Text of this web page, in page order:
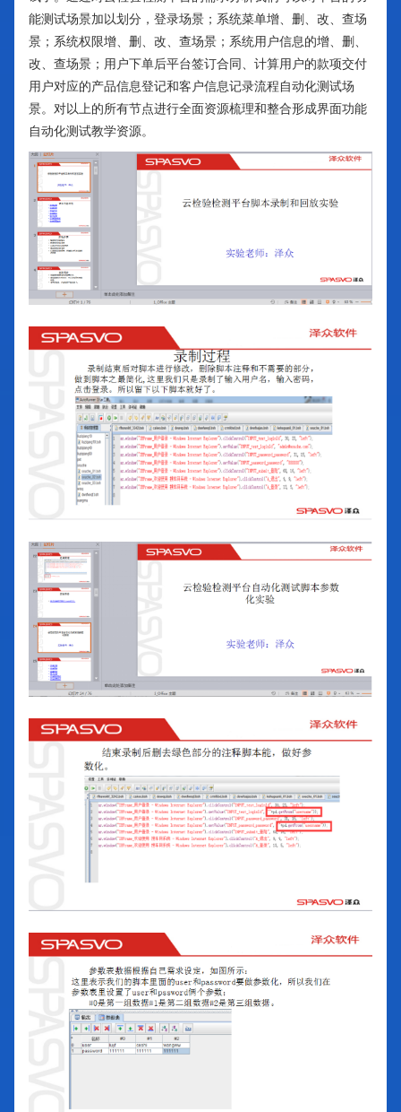
能测试场景加以划分，登录场景；系统菜单增、删、改、查场
景；系统权限增、删、改、查场景；系统用户信息的增、删、
改、查场景；用户下单后平台签订合同、计算用户的款项交付
用户对应的产品信息登记和客户信息记录流程自动化测试场
景。对以上的所有节点进行全面资源梳理和整合形成界面功能
自动化测试教学资源。